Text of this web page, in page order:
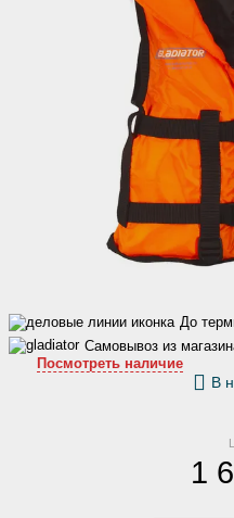
До
Самовывоз из
Посмотреть наличие
В
1